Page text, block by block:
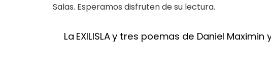
Salas. Esperamos disfruten de su lectura.
La EXILISLA y tres poemas de Daniel